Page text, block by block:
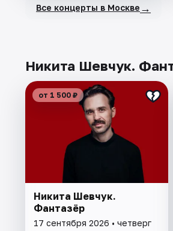
Все концерты в Москве →
Никита Шевчук.
от 1 500 ₽
Никита Шевчук.
Фантазёр
17 сентября 2026 • четверг